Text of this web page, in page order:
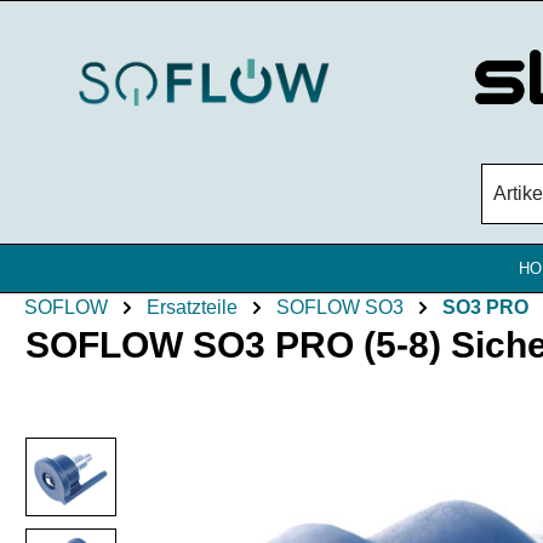
SOFLOW Ersatzteile SOFLOW SO3 SO3 PRO
SOFLOW SO3 PRO (5-8)
Bildergalerie überspringen